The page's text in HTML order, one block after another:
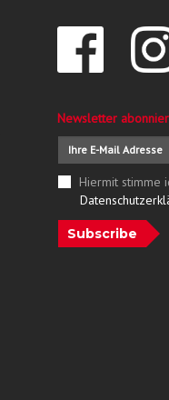
Newsletter
Hiermit stimme
Subscribe